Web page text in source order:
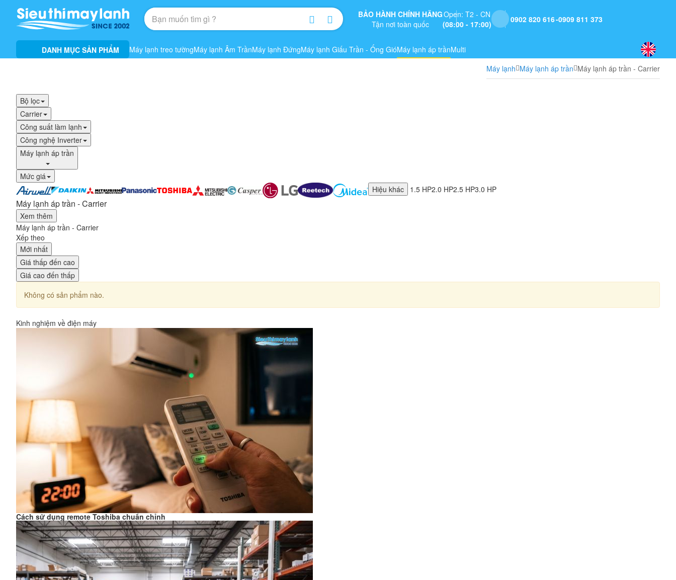
BẢO HÀNH CHÍNH HÃNG
Tận nơi toàn quốc
Open: T2 - CN
(08:00 - 17:00)
0902 820 616 0909 811 373
DANH MỤC SẢN PHẨM Máy lạnh treo tườngMáy lạnh Âm TrầnMáy lạnh ĐứngMáy lạnh Giấu Trần - Ống GióMáy lạnh áp trầnMulti
Máy lạnh Máy lạnh áp trần Máy lạnh áp trần - Carrier
Bộ lọc
Carrier
Công suất làm lạnh
Công nghệ Inverter
Máy lạnh áp trần
Mức giá
Hiệu khác
1.5 HP2.0 HP2.5 HP3.0 HP
Máy lạnh áp trần - Carrier
Xem thêm
Máy lạnh áp trần - Carrier
Xếp theo
Mới nhất
Giá thấp đến cao
Giá cao đến thấp
Không có sản phẩm nào.
Kinh nghiệm về điện máy
Cách sử dụng remote Toshiba chuẩn chỉnh